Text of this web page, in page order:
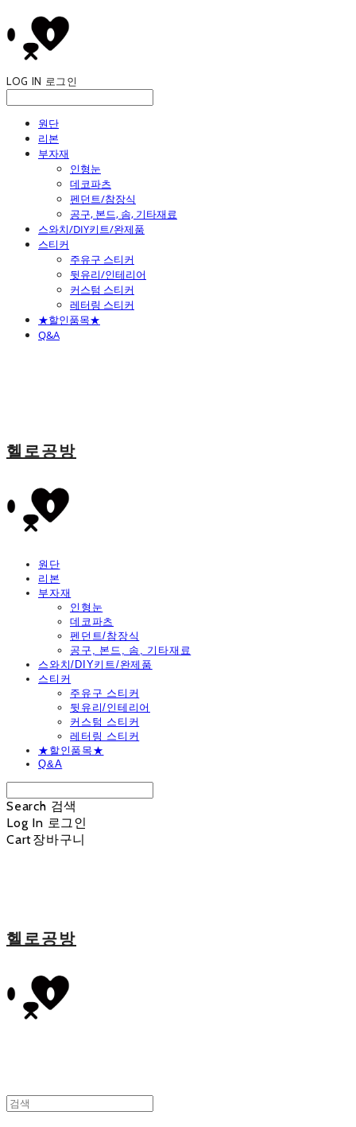
LOG IN 로그인
원단
리본
부자재
인형눈
데코파츠
펜던트/참장식
공구, 본드, 솜, 기타재료
스와치/DIY키트/완제품
스티커
주유구 스티커
뒷유리/인테리어
커스텀 스티커
레터링 스티커
★할인품목★
Q&A
헬로공방
원단
리본
부자재
인형눈
데코파츠
펜던트/참장식
공구, 본드, 솜, 기타재료
스와치/DIY키트/완제품
스티커
주유구 스티커
뒷유리/인테리어
커스텀 스티커
레터링 스티커
★할인품목★
Q&A
Search 검색
Log In 로그인
Cart장바구니
헬로공방